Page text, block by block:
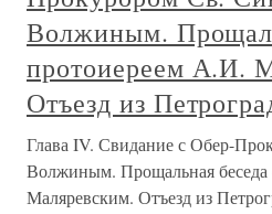
Волжиным.
протоиереем А.И.
Отъезд из
Глава IV. Свидание с Обер-
Волжиным. Прощальная
Маляревским. Отъезд из